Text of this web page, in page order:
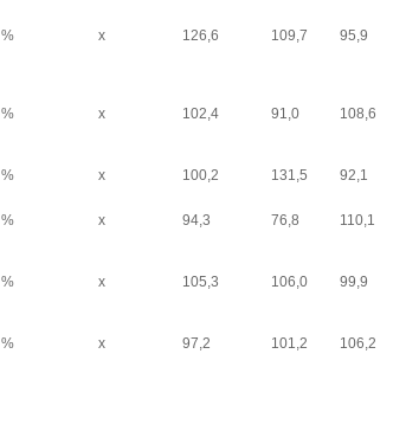
% х 126,6 109,7 95,9
% х 102,4 91,0 108,6
% х 100,2 131,5 92,1
% х 94,3 76,8 110,1
% х 105,3 106,0 99,9
% х 97,2 101,2 106,2